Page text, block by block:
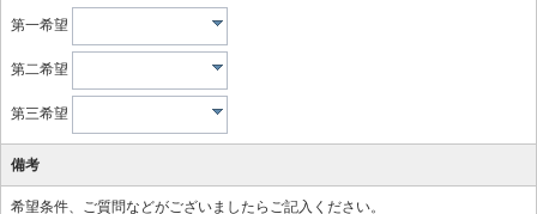
第一希望
第二希望
第三希望
備考
希望条件、ご質問などがございましたらご記入ください。